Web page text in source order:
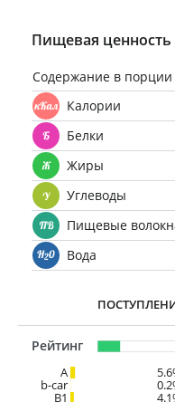
Пищевая ценность
Содержание в порции
Калории
Белки
Жиры
Углеводы
Пищевые
Вода
Рейтинг
A
b-car
В1